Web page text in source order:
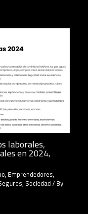
laborales,
en 2024,
, Emprendedores,
, Sociedad/ By